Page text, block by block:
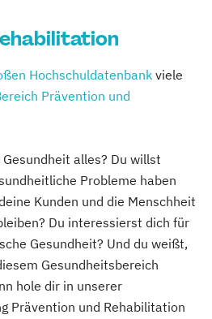
Hochschuldatenbank viele
Prävention und
alles? Du willst
Probleme haben
Kunden und die Menschheit
Du interessierst dich für
Gesundheit? Und du weißt,
Gesundheitsbereich
hole dir in unserer
Prävention und Rehabilitation